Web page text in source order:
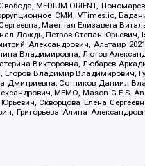
MEDIUM-ORIENT,
СМИ, VTimes.io,
Маетная Елизавета
Дождь, Петров Степан Юрьевич,
Александрович, Альтаир
Владимировна, Лютов
Викторовна, Любарев
Владимир Владимирович,
Дмитриевна, Сотников Даниил
МЕМО, Mason G.E.S.
Скворцова Елена
Григорьева Алина